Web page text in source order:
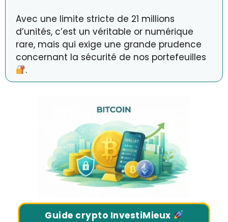
Avec une limite stricte de 21 millions
d’unités, c’est un véritable or numérique
rare, mais qui exige une grande prudence
concernant la sécurité de nos portefeuilles
.
Guide crypto InvestiMieux